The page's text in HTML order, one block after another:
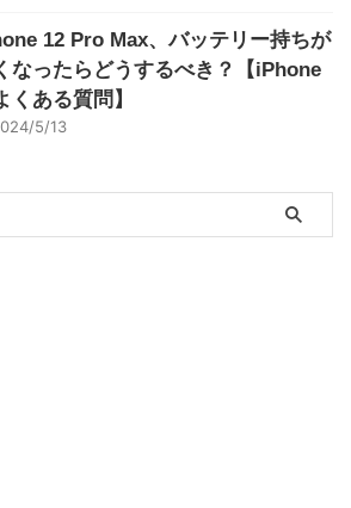
12 Pro Max、バッテリー持ちが
なったらどうするべき？【iPhone
くある質問】
5/13